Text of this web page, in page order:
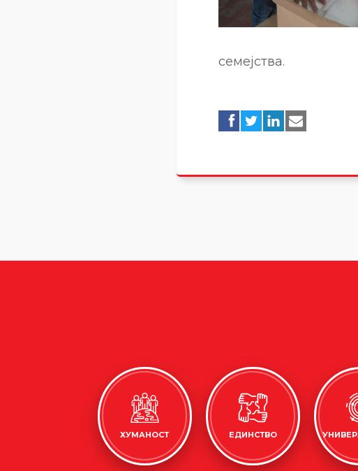
семејства.
ХУМАНОСТ ЕДИНСТВО